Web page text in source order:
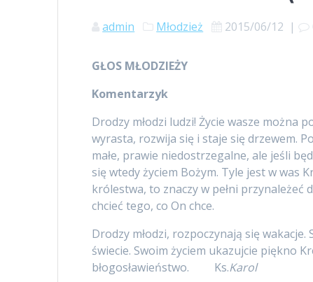
admin Młodzież 2015/06/12 |
GŁOS MŁODZIEŻY
Komentarzyk
Drodzy młodzi ludzi! Życie wasze można
wyrasta, rozwija się i staje się drzewem.
małe, prawie niedostrzegalne, ale jeśli
się wtedy życiem Bożym. Tyle jest w was
królestwa, to znaczy w pełni przynależeć
chcieć tego, co On chce.
Drodzy młodzi, rozpoczynają się
świecie. Swoim życiem ukazujcie piękno
błogosławieństwo. Ks.Karol